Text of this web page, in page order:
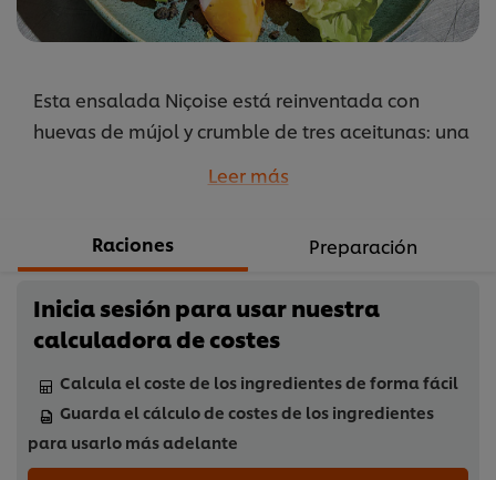
Esta ensalada Niçoise está reinventada con
huevas de mújol y crumble de tres aceitunas: una
Leer más
Raciones Preparación
Inicia sesión para usar nuestra
calculadora de costes
Calcula el coste de los ingredientes de forma fácil
Guarda el cálculo de costes de los ingredientes
para usarlo más adelante